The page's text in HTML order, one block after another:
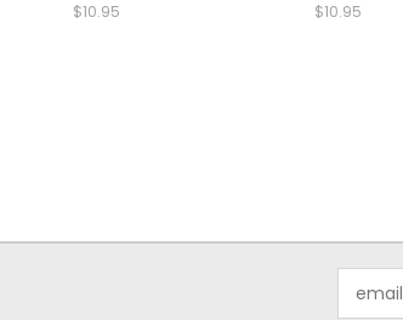
$10.95 $10.95
Address